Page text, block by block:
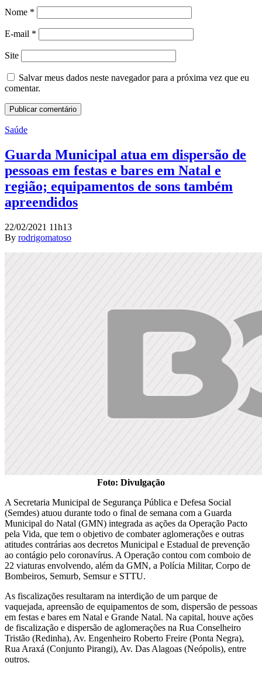
Nome *
E-mail *
Site
Salvar meus dados neste navegador para a próxima vez que eu
comentar.
Saúde
Guarda Municipal atua em dispersão de
pessoas em festas e bares em Natal e
região; equipamentos de sons também
apreendidos
22/02/2021 11h13
By rodrigomatoso
Foto: Divulgação
A Secretaria Municipal de Segurança Pública e Defesa Social
(Semdes) atuou durante todo o final de semana com a Guarda
Municipal do Natal (GMN) integrada as ações da Operação Pacto
pela Vida, que tem o objetivo de combater aglomerações e outras
atitudes contrárias aos decretos Municipal e Estadual de prevenção
ao contágio pelo coronavírus. A Operação contou com comboio de
22 viaturas envolvendo, além da GMN, a Polícia Militar, Corpo de
Bombeiros, Semurb, Semsur e STTU.
As fiscalizações resultaram na interdição de um parque de
vaquejada, apreensão de equipamentos de som, dispersão de pessoas
em festas e bares em Natal e Grande Natal. Na capital, houve ações
de fiscalização e dispersão de aglomerações na Rua Conselheiro
Tristão (Redinha), Av. Engenheiro Roberto Freire (Ponta Negra),
Rua Araxá (Conjunto Pirangi), Av. Das Alagoas (Neópolis), entre
outros.